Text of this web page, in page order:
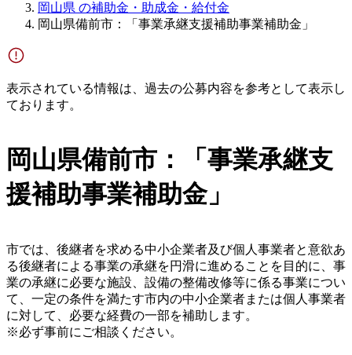
岡山県 の補助金・助成金・給付金
岡山県備前市：「事業承継支援補助事業補助金」
表示されている情報は、過去の公募内容を参考として表示し
ております。
岡山県備前市：「事業承継支
援補助事業補助金」
市では、後継者を求める中小企業者及び個人事業者と意欲あ
る後継者による事業の承継を円滑に進めることを目的に、事
業の承継に必要な施設、設備の整備改修等に係る事業につい
て、一定の条件を満たす市内の中小企業者または個人事業者
に対して、必要な経費の一部を補助します。
※必ず事前にご相談ください。